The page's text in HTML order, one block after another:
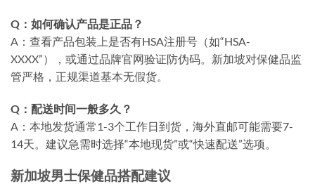
Q：如何确认产品是正品？
A：查看产品包装上是否有HSA注册号（如“HSA-
XXXX”），或通过品牌官网验证防伪码。新加坡对保健品监
管严格，正规渠道基本无假货。
Q：配送时间一般多久？
A：本地发货通常1-3个工作日到货，海外直邮可能需要7-
14天。建议急需时选择“本地现货”或“快速配送”选项。
新加坡男士保健品搭配建议